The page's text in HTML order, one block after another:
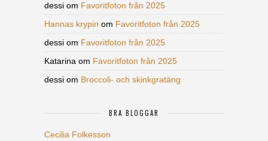
dessi om Favoritfoton från 2025
Hannas krypin om Favoritfoton från 2025
dessi om Favoritfoton från 2025
Katarina om Favoritfoton från 2025
dessi om Broccoli- och skinkgratäng
BRA BLOGGAR
Cecilia Folkesson